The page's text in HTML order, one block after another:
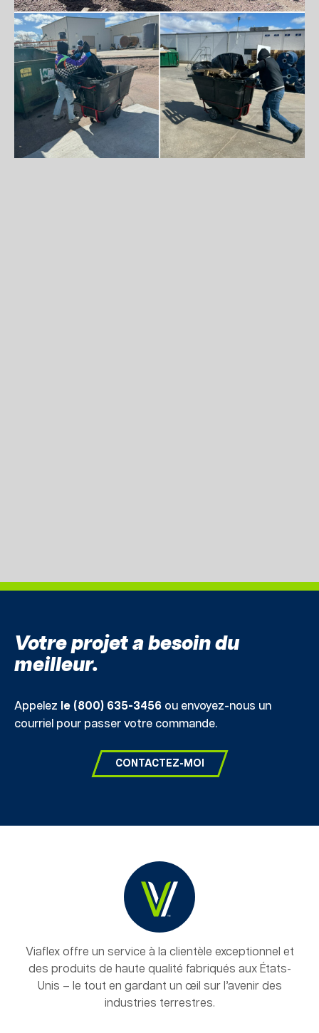
Votre projet a besoin du
meilleur.
Appelez le (800) 635-3456 ou envoyez-nous un
courriel pour passer votre commande.
CONTACTEZ-MOI
Viaflex offre un service à la clientèle exceptionnel et
des produits de haute qualité fabriqués aux États-
Unis – le tout en gardant un œil sur l’avenir des
industries terrestres.